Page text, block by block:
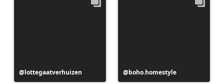
Post
lottegaatverhuizen
Post
boho.homestyle